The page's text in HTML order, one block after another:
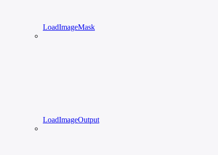
LoadImageMask
LoadImageOutput